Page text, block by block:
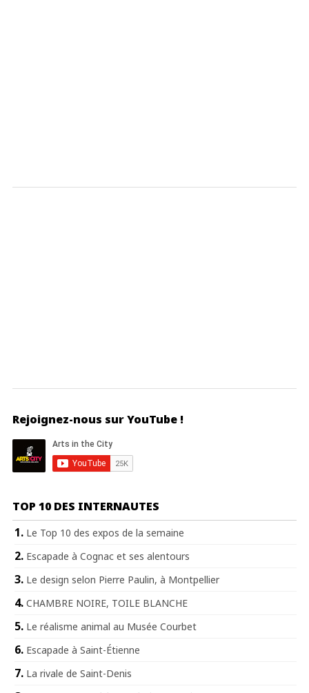
Rejoignez-nous sur YouTube !
TOP 10 DES INTERNAUTES
Le Top 10 des expos de la semaine
Escapade à Cognac et ses alentours
Le design selon Pierre Paulin, à Montpellier
CHAMBRE NOIRE, TOILE BLANCHE
Le réalisme animal au Musée Courbet
Escapade à Saint-Étienne
La rivale de Saint-Denis